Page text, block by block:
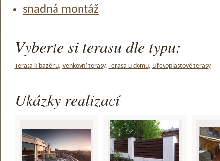
snadná montáž
Vyberte si terasu dle typu:
Terasa k bazénu, Venkovní terasy, Terasa u domu, Dřevoplastové terasy
Ukázky realizací